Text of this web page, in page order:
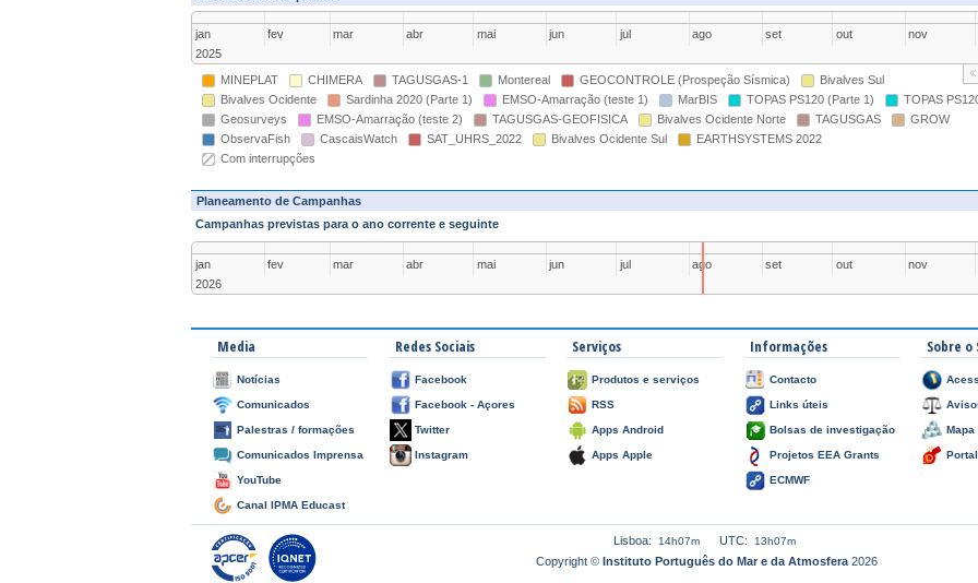
jan fev mar abr
mai
2025
jun jul ago set out nov
MINEPLAT CHIMERA TAGUSGAS-1 Montereal GEOCONTROLE (Prospeção Sísmica)
Bivalves Sul
Bivalves Ocidente
Sardinha 2020 (Parte 1) EMSO-Amarração (teste 1) MarBIS TOPAS PS120 (Parte 1)
TOPAS
Geosurveys
EMSO-Amarração (teste 2) TAGUSGAS-GEOFISICA Bivalves Ocidente Norte TAGUSGAS
GROW
ObservaFish
CascaisWatch SAT_UHRS_2022 Bivalves Ocidente Sul
EARTHSYSTEMS 2022
Com interrupções
Planeamento de Campanhas
Campanhas previstas para o ano corrente e seguinte
jan fev mar abr
mai
2026
jun jul ago set out nov
Media
Notícias
Comunicados
Palestras / formações
Comunicados Imprensa
YouTube
Canal IPMA Educast
Redes Sociais
Facebook
Facebook - Açores
Twitter
Instagram
Serviços
Produtos e serviços
RSS
Apps Android
Apps Apple
Informações
Contacto
Links úteis
Bolsas de investigação
Projetos EEA Grants
ECMWF
Sobre o
Lisboa: 14h07m UTC: 13h07m
Copyright © Instituto Português do Mar e da Atmosfera 2026